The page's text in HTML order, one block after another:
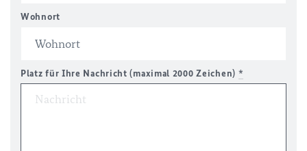
Wohnort
Platz für Ihre Nachricht (maximal 2000 Zeichen) *